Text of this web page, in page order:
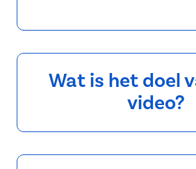
Wat is het doel
video?